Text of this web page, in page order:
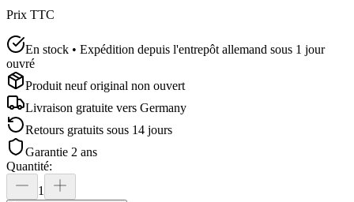
Prix TTC
En stock • Expédition depuis l'entrepôt allemand sous 1 jour
ouvré
Produit neuf original non ouvert
Livraison gratuite vers Germany
Retours gratuits sous 14 jours
Garantie 2 ans
Quantité:
1